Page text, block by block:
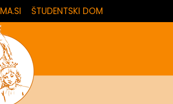
ŠTUDENTSKI DOM